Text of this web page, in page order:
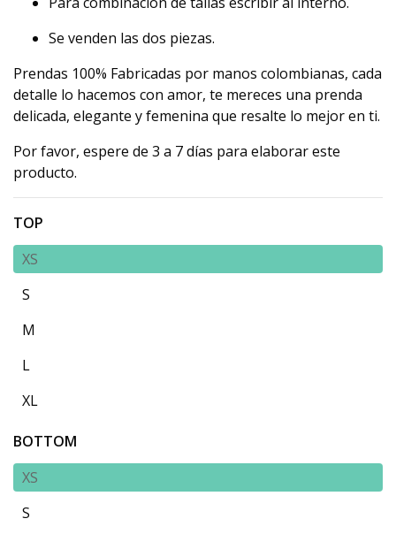
Se venden las dos piezas.
Prendas 100% Fabricadas por manos colombianas, cada
detalle lo hacemos con amor, te mereces una prenda
delicada, elegante y femenina que resalte lo mejor en ti.
Por favor, espere de 3 a 7 días para elaborar este
producto.
TOP
XS
S
M
L
XL
BOTTOM
XS
S